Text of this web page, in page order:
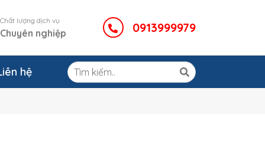
Chất lượng dịch vụ
Chuyên nghiệp 0913999979
hệ